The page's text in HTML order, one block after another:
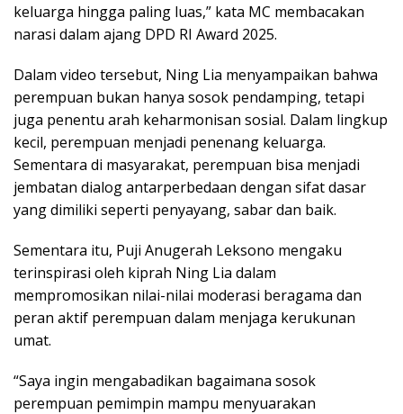
keluarga hingga paling luas,” kata MC membacakan
narasi dalam ajang DPD RI Award 2025.
Dalam video tersebut, Ning Lia menyampaikan bahwa
perempuan bukan hanya sosok pendamping, tetapi
juga penentu arah keharmonisan sosial. Dalam lingkup
kecil, perempuan menjadi penenang keluarga.
Sementara di masyarakat, perempuan bisa menjadi
jembatan dialog antarperbedaan dengan sifat dasar
yang dimiliki seperti penyayang, sabar dan baik.
Sementara itu, Puji Anugerah Leksono mengaku
terinspirasi oleh kiprah Ning Lia dalam
mempromosikan nilai-nilai moderasi beragama dan
peran aktif perempuan dalam menjaga kerukunan
umat.
“Saya ingin mengabadikan bagaimana sosok
perempuan pemimpin mampu menyuarakan